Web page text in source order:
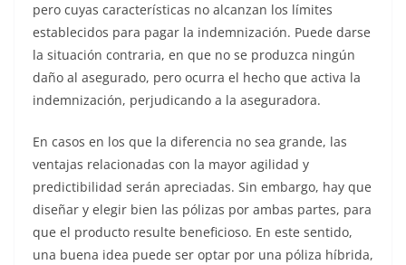
pero cuyas características no alcanzan los límites
establecidos para pagar la indemnización. Puede darse
la situación contraria, en que no se produzca ningún
daño al asegurado, pero ocurra el hecho que activa la
indemnización, perjudicando a la aseguradora.
En casos en los que la diferencia no sea grande, las
ventajas relacionadas con la mayor agilidad y
predictibilidad serán apreciadas. Sin embargo, hay que
diseñar y elegir bien las pólizas por ambas partes, para
que el producto resulte beneficioso. En este sentido,
una buena idea puede ser optar por una póliza híbrida,